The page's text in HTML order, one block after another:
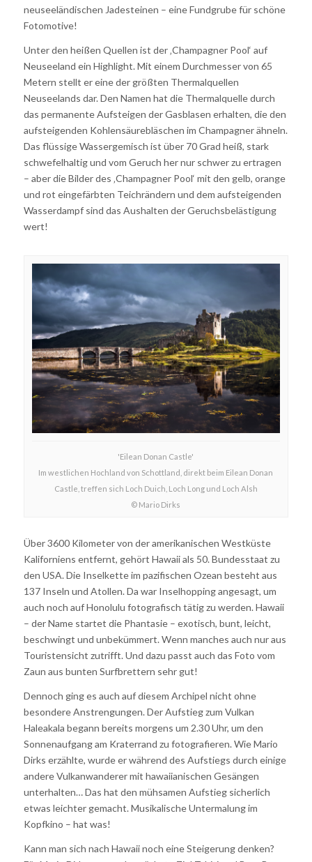
neuseeländischen Jadesteinen – eine Fundgrube für schöne
Fotomotive!
Unter den heißen Quellen ist der ‚Champagner Pool‘ auf
Neuseeland ein Highlight. Mit einem Durchmesser von 65
Metern stellt er eine der größten Thermalquellen
Neuseelands dar. Den Namen hat die Thermalquelle durch
das permanente Aufsteigen der Gasblasen erhalten, die den
aufsteigenden Kohlensäurebläschen im Champagner ähneln.
Das flüssige Wassergemisch ist über 70 Grad heiß, stark
schwefelhaltig und vom Geruch her nur schwer zu ertragen
– aber die Bilder des ‚Champagner Pool‘ mit den gelb, orange
und rot eingefärbten Teichrändern und dem aufsteigenden
Wasserdampf sind das Aushalten der Geruchsbelästigung
wert!
'Eilean Donan Castle'
Im westlichen Hochland von Schottland, direkt beim Eilean Donan
Castle, treffen sich Loch Duich, Loch Long und Loch Alsh
© Mario Dirks
Über 3600 Kilometer von der amerikanischen Westküste
Kaliforniens entfernt, gehört Hawaii als 50. Bundesstaat zu
den USA. Die Inselkette im pazifischen Ozean besteht aus
137 Inseln und Atollen. Da war Inselhopping angesagt, um
auch noch auf Honolulu fotografisch tätig zu werden. Hawaii
– der Name startet die Phantasie – exotisch, bunt, leicht,
beschwingt und unbekümmert. Wenn manches auch nur aus
Touristensicht zutrifft. Und dazu passt auch das Foto vom
Zaun aus bunten Surfbrettern sehr gut!
Dennoch ging es auch auf diesem Archipel nicht ohne
besondere Anstrengungen. Der Aufstieg zum Vulkan
Haleakala begann bereits morgens um 2.30 Uhr, um den
Sonnenaufgang am Kraterrand zu fotografieren. Wie Mario
Dirks erzählte, wurde er während des Aufstiegs durch einige
andere Vulkanwanderer mit hawaiianischen Gesängen
unterhalten… Das hat den mühsamen Aufstieg sicherlich
etwas leichter gemacht. Musikalische Untermalung im
Kopfkino – hat was!
Kann man sich nach Hawaii noch eine Steigerung denken?